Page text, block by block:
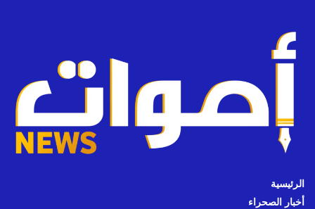
الرئيسية
أخبار الصحراء